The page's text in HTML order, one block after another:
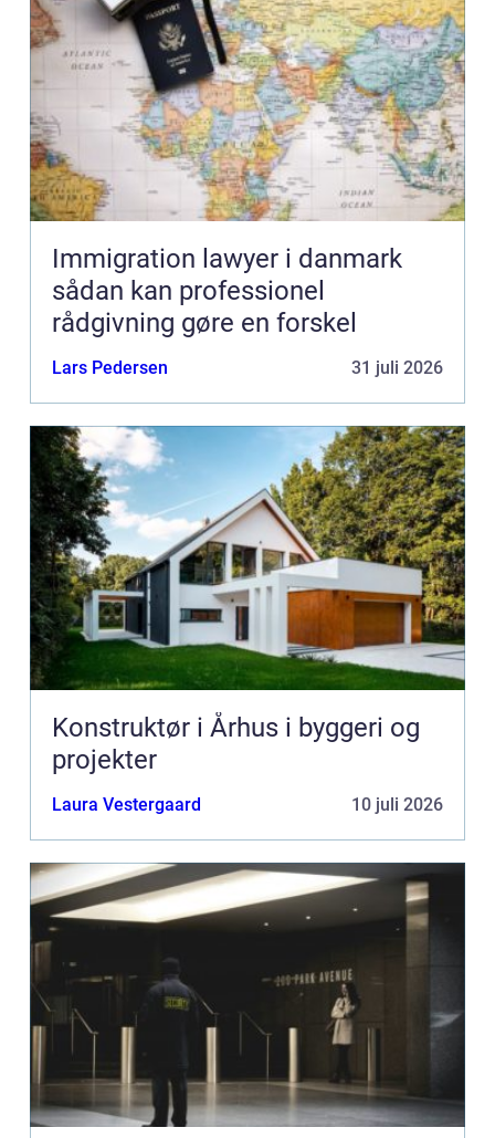
Immigration lawyer i danmark
sådan kan professionel
rådgivning gøre en forskel
Lars Pedersen 31 juli 2026
Konstruktør i Århus i byggeri og
projekter
Laura Vestergaard 10 juli 2026